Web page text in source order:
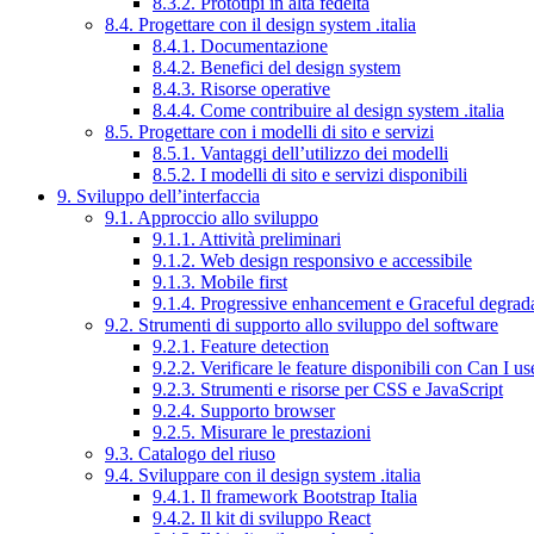
8.4. Progettare con il design system .italia
8.4.1. Documentazione
8.4.2. Benefici del design system
8.4.3. Risorse operative
8.4.4. Come contribuire al design system .italia
8.5. Progettare con i modelli di sito e servizi
8.5.1. Vantaggi dell’utilizzo dei modelli
8.5.2. I modelli di sito e servizi disponibili
9. Sviluppo dell’interfaccia
9.1. Approccio allo sviluppo
9.1.1. Attività preliminari
9.1.2. Web design responsivo e accessibile
9.1.3. Mobile first
9.1.4. Progressive enhancement e Graceful
9.2. Strumenti di supporto allo sviluppo del software
9.2.1. Feature detection
9.2.2. Verificare le feature disponibili con Can I
9.2.3. Strumenti e risorse per CSS e JavaScript
9.2.4. Supporto browser
9.2.5. Misurare le prestazioni
9.3. Catalogo del riuso
9.4. Sviluppare con il design system .italia
9.4.1. Il framework Bootstrap Italia
9.4.2. Il kit di sviluppo React